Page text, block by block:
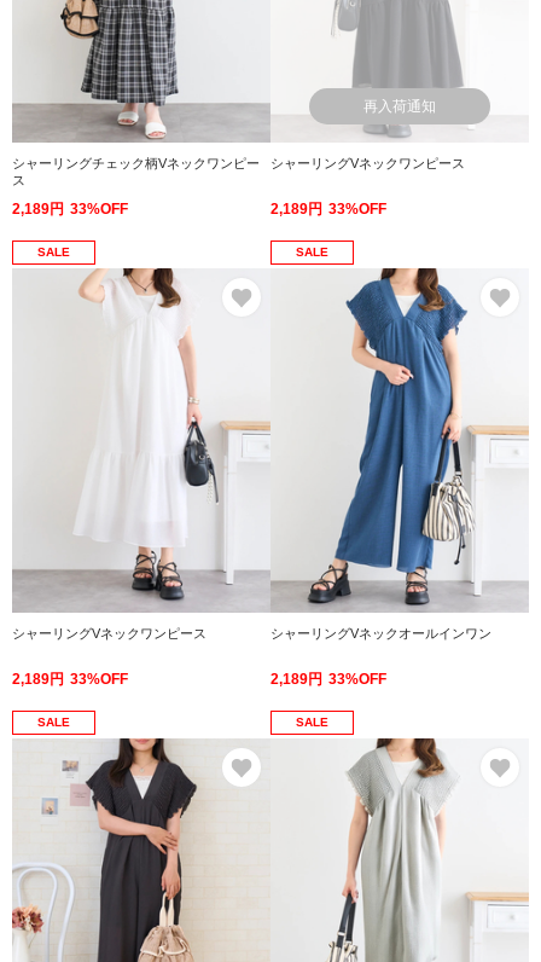
シャーリングチェック柄Vネックワンピー
ス
2,189円 33%OFF
再入荷通知
シャーリングVネックワンピース
2,189円 33%OFF
SALE
シャーリングVネックワンピース
2,189円 33%OFF
SALE
シャーリングVネックオールインワン
2,189円 33%OFF
SALE SALE